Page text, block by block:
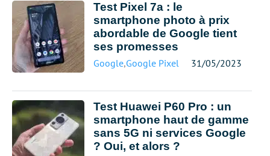
Test Pixel 7a : le
smartphone photo à prix
abordable de Google tient
ses promesses
Google,Google Pixel 31/05/2023
Test Huawei P60 Pro : un
smartphone haut de gamme
sans 5G ni services Google
? Oui, et alors ?